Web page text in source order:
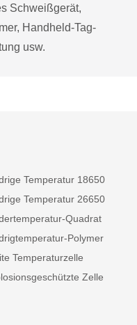
Schweißgerät,
Handheld-Tag-
usw.
Temperatur 18650
Temperatur 26650
Quadrat
Polymer
Temperaturzelle
Zelle